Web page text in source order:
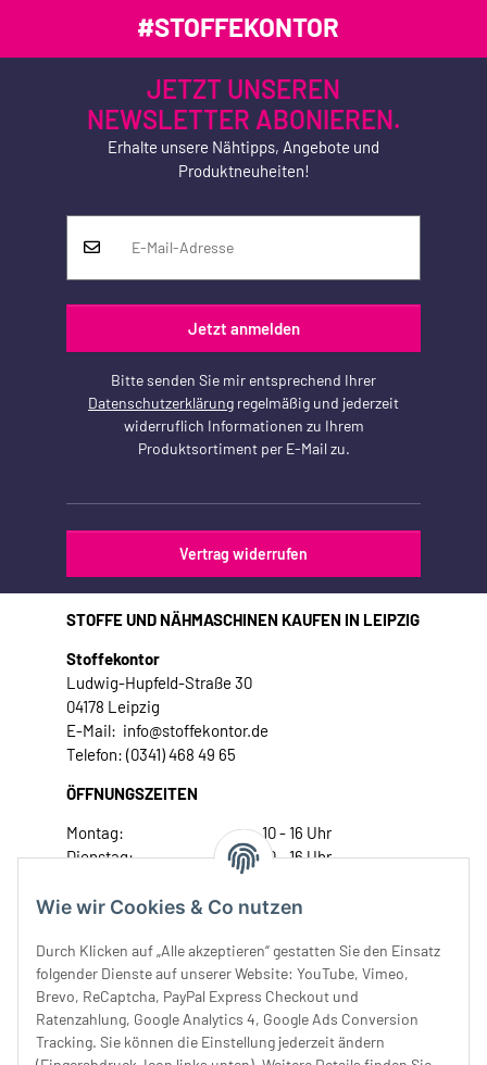
Wie wir Cookies & Co nutzen
Durch Klicken auf „Alle akzeptieren“ gestatten Sie den Einsatz
folgender Dienste auf unserer Website: YouTube, Vimeo,
Brevo, ReCaptcha, PayPal Express Checkout und
Ratenzahlung, Google Analytics 4, Google Ads Conversion
Tracking. Sie können die Einstellung jederzeit ändern
#STOFFEKONTOR
JETZT UNSEREN
NEWSLETTER ABONIEREN.
Erhalte unsere Nähtipps, Angebote und
Produktneuheiten!
Jetzt anmelden
Bitte senden Sie mir entsprechend Ihrer
Datenschutzerklärung regelmäßig und jederzeit
widerruflich Informationen zu Ihrem
Produktsortiment per E-Mail zu.
Vertrag widerrufen
STOFFE UND NÄHMASCHINEN KAUFEN IN LEIPZIG
Stoffekontor
Ludwig-Hupfeld-Straße 30
04178 Leipzig
E-Mail: info@stoffekontor.de
Telefon: (0341) 468 49 65
ÖFFNUNGSZEITEN
Montag:
10 - 16 Uhr
Dienstag:
10 - 16 Uhr
Donnerstag:
10 - 18 Uhr
Samstag:
10 - 14 Uhr
Unser Service
Rechtliches